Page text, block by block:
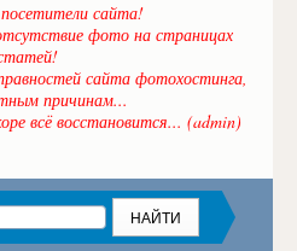
сайта!
фото на страницах
сайта фотохостинга,
причинам...
всё восстановится... (admin)